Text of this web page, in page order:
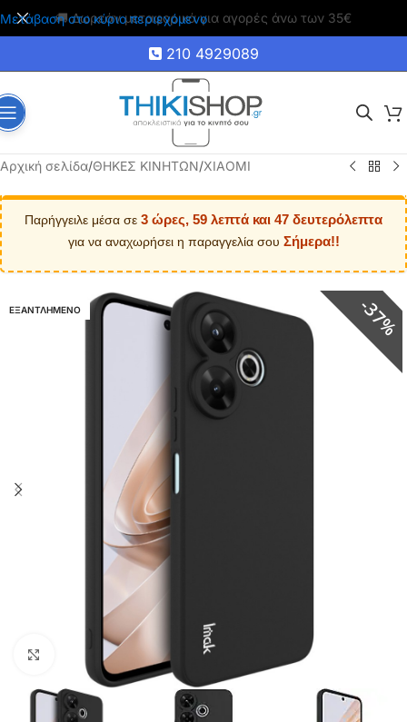
Μετάβαση στο κύριο περιεχόμενο
🚚 Δωρεάν μεταφορικά για αγορές άνω των 35€
210 4929089
Αρχική σελίδα/ΘΗΚΕΣ ΚΙΝΗΤΩΝ/XIAOMI
Παρήγγειλε μέσα σε 3 ώρες, 59 λεπτά και 47 δευτερόλεπτα
για να αναχωρήσει η παραγγελία σου Σήμερα!!
ΕΞΑΝΤΛΗΜΕΝΟ 37%
Click to enlarge